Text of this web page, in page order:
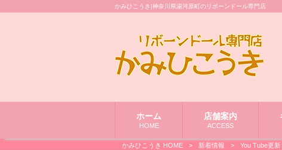
かみひこうき|神奈川県湯河原町のリボーンドール専門店
ホーム
HOME
店舗案内
ACCESS
かみひこうき HOME > 新着情報 > You Tube更新